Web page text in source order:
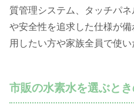
質管理システム、タッチパ
や安全性を追求した仕様が
用したい方や家族全員で使
市販の水素水を選ぶと